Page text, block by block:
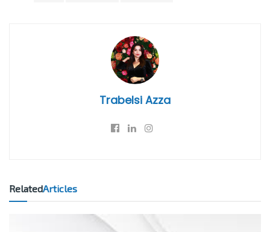
Trabelsi Azza
RelatedArticles